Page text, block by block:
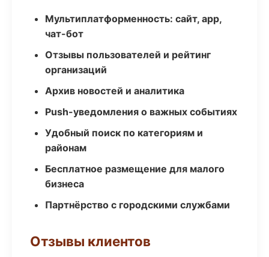
Мультиплатформенность: сайт, app,
чат-бот
Отзывы пользователей и рейтинг
организаций
Архив новостей и аналитика
Push-уведомления о важных событиях
Удобный поиск по категориям и
районам
Бесплатное размещение для малого
бизнеса
Партнёрство с городскими службами
Отзывы клиентов